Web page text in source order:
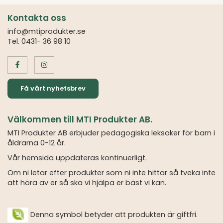
Kontakta oss
info@mtiprodukter.se
Tel. 0431- 36 98 10
Få vårt nyhetsbrev
Välkommen till MTI Produkter AB.
MTI Produkter AB erbjuder pedagogiska leksaker för barn i
åldrarna 0-12 år.
Vår hemsida uppdateras kontinuerligt.
Om ni letar efter produkter som ni inte hittar så tveka inte
att höra av er så ska vi hjälpa er bäst vi kan.
Denna symbol betyder att produkten är giftfri.